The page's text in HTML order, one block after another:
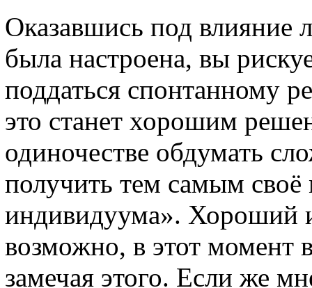
Оказавшись под влияние
была настроена, вы
поддаться спонтанному
это станет хорошим
одиночестве обдумать
получить тем самым
индивидуума». Хороший
возможно, в этот момент
замечая этого. Если же